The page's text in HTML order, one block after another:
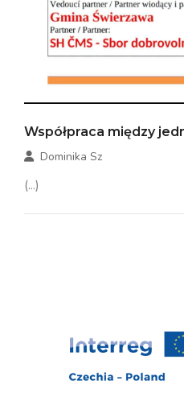
Współpraca między
Dominika Sz
(...)